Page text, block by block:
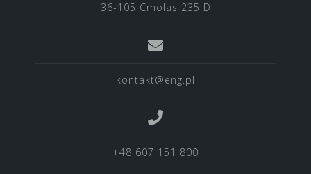
36-105 Cmolas 235 D
kontakt@eng.pl
+48 607 151 800